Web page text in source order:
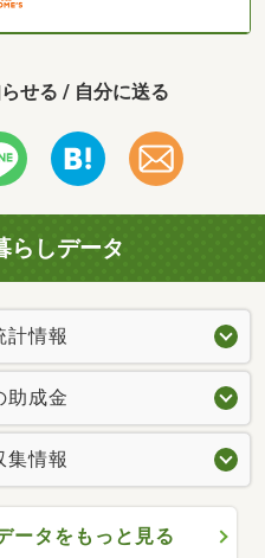
せる / 自分に送る
らしデータ
計情報
助成金
集情報
ータをもっと見る